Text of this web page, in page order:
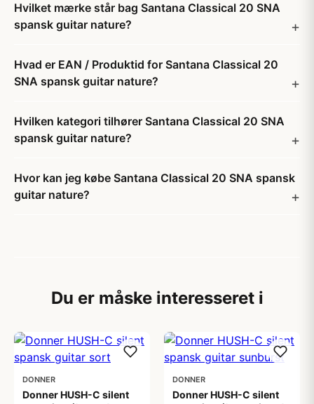
Hvilket mærke står bag Santana Classical 20 SNA
spansk guitar nature?
Hvad er EAN / Produktid for Santana Classical 20
SNA spansk guitar nature?
Hvilken kategori tilhører Santana Classical 20 SNA
spansk guitar nature?
Hvor kan jeg købe Santana Classical 20 SNA spansk
guitar nature?
Du er måske interesseret i
DONNER
Donner HUSH-C silent
DONNER
Donner HUSH-C silent